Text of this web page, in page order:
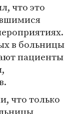
что это
в больницы
пациенты
что только